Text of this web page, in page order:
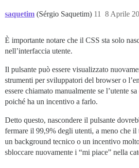
saquetim (Sérgio Saquetim) 8 Aprile
11
È importante notare che il CSS sta solo
nell’interfaccia utente.
Il pulsante può essere visualizzato
strumenti per sviluppatori del browser o
essere chiamato manualmente se l’utente
poiché ha un incentivo a farlo.
Detto questo, nascondere il pulsante
fermare il 99,9% degli utenti, a meno che
un background tecnico o un incentivo
sbloccare nuovamente i “mi piace” nella